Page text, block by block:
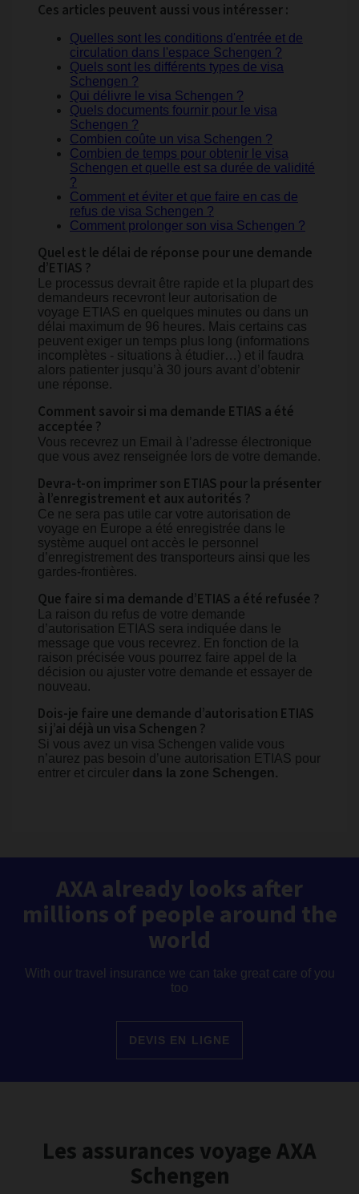
Ces articles peuvent aussi vous intéresser :
Quelles sont les conditions d'entrée et de
circulation dans l'espace Schengen ?
Quels sont les différents types de visa
Schengen ?
Qui délivre le visa Schengen ?
Quels documents fournir pour le visa
Schengen ?
Combien coûte un visa Schengen ?
Combien de temps pour obtenir le visa
Schengen et quelle est sa durée de validité
?
Comment et éviter et que faire en cas de
refus de visa Schengen ?
Comment prolonger son visa Schengen ?
Quel est le délai de réponse pour une demande
d’ETIAS ?
Le processus devrait être rapide et la plupart des
demandeurs recevront leur autorisation de
voyage ETIAS en quelques minutes ou dans un
délai maximum de 96 heures. Mais certains cas
peuvent exiger un temps plus long (informations
incomplètes - situations à étudier…) et il faudra
alors patienter jusqu’à 30 jours avant d’obtenir
une réponse.
Comment savoir si ma demande ETIAS a été
acceptée ?
Vous recevrez un Email à l’adresse électronique
que vous avez renseignée lors de votre demande.
Devra-t-on imprimer son ETIAS pour la présenter
à l’enregistrement et aux autorités ?
Ce ne sera pas utile car votre autorisation de
voyage en Europe a été enregistrée dans le
système auquel ont accès le personnel
d’enregistrement des transporteurs ainsi que les
gardes-frontières.
Que faire si ma demande d’ETIAS a été refusée ?
La raison du refus de votre demande
d’autorisation ETIAS sera indiquée dans le
message que vous recevrez. En fonction de la
raison précisée vous pourrez faire appel de la
décision ou ajuster votre demande et essayer de
nouveau.
Dois-je faire une demande d’autorisation ETIAS
si j’ai déjà un visa Schengen ?
Si vous avez un visa Schengen valide vous
n’aurez pas besoin d’une autorisation ETIAS pour
entrer et circuler dans la zone Schengen.
AXA already looks after
millions of people around the
world
With our travel insurance we can take great care of you
too
DEVIS EN LIGNE
Les assurances voyage AXA
Schengen